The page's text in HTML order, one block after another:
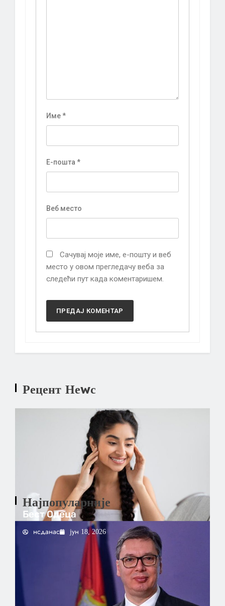
Име*
Е-пошта *
Веб место
Сачувај моје име, е-пошту и веб
место у овом прегледачу веба за
следећи пут када коментаришем.
Рецент Неwс
Бест Одеца
нсданас јун 18, 2026
Најпопуларније